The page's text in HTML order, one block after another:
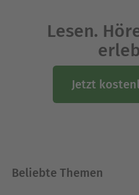
versuchen wollte, habe
Fantasiebuch
Schreiben von
Fortsetzung meiner
LOOP Universum!
Lesen.
Jetzt
Beliebte Themen